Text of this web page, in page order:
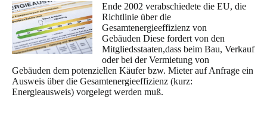
Ende 2002 verabschiedete die EU, die
Richtlinie über die
Gesamtenergieeffizienz von
Gebäuden Diese fordert von den
Mitgliedsstaaten,dass beim Bau, Verkauf
oderbei der Vermietung von
Gebäuden dem potenziellen Käufer bzw. Mieterauf Anfrage ein
Ausweis über die Gesamtenergieeffizienz (kurz:
Energieausweis) vorgelegt werden muß.